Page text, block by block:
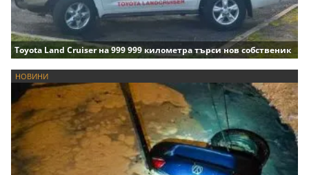
Toyota Land Cruiser на 999 999 километра търси нов собственик
НОВИНИ